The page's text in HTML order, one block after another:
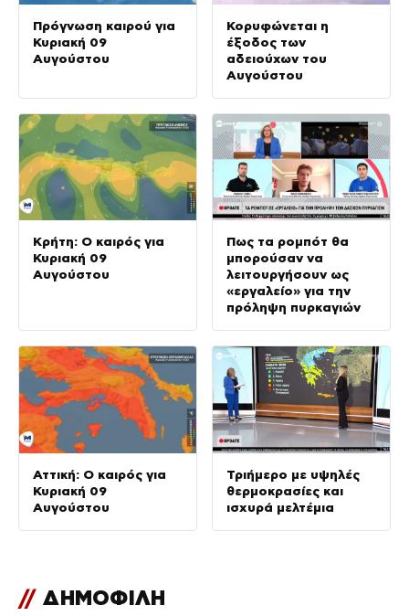
Πρόγνωση καιρού για
Κυριακή 09
Αυγούστου
Κορυφώνεται η
έξοδος των
αδειούχων του
Αυγούστου
Κρήτη: Ο καιρός για
Κυριακή 09
Αυγούστου
Πως τα ρομπότ θα
μπορούσαν να
λειτουργήσουν ως
«εργαλείο» για την
πρόληψη πυρκαγιών
Αττική: Ο καιρός για
Κυριακή 09
Αυγούστου
Τριήμερο με υψηλές
θερμοκρασίες και
ισχυρά μελτέμια
// ΔΗΜΟΦΙΛΗ